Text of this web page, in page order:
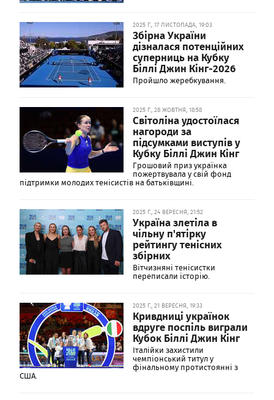
2025 Г., 17 ЛИСТОПАДА, 19:03
Збірна України
дізналася потенційних
суперниць на Кубку
Біллі Джин Кінг-2026
Пройшло жеребкування.
2025 Г., 28 ЖОВТНЯ, 18:58
Світоліна удостоїлася
нагороди за
підсумками виступів у
Кубку Біллі Джин Кінг
Грошовий приз українка
пожертвувала у свій фонд
підтримки молодих тенісистів на батьківщині.
2025 Г., 24 ВЕРЕСНЯ, 21:52
Україна злетіла в
чільну п'ятірку
рейтингу тенісних
збірних
Вітчизняні тенісистки
переписали історію.
2025 Г., 21 ВЕРЕСНЯ, 19:33
Кривдниці українок
вдруге поспіль виграли
Кубок Біллі Джин Кінг
Італійки захистили
чемпіонський титул у
фінальному протистоянні з
США.